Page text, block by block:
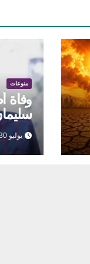
منوعات
وفاة
يوليو 30, 2026